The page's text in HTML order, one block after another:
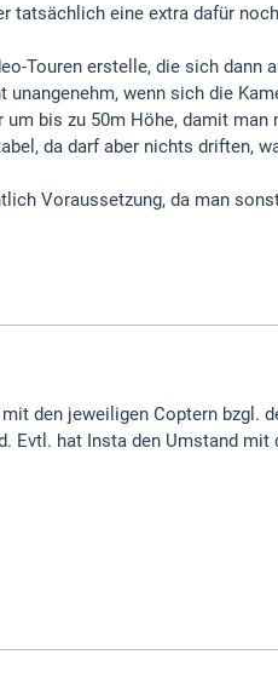
tatsächlich eine extra dafür
Touren erstelle, die sich dann
wenn sich die
bis zu 50m Höhe, damit
da darf aber nichts driften,
Voraussetzung, da man
den jeweiligen Coptern bzgl.
hat Insta den Umstand mit